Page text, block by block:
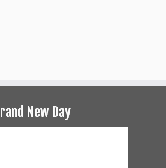
New Day